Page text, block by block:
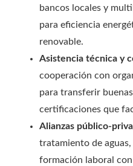
bancos locales y
para eficiencia
renovable.
Asistencia técnica y
cooperación con
para transferir
certificaciones que
Alianzas público-
tratamiento de
formación laboral